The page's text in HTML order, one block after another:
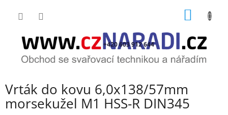
+420 603 912 644
Vrták do kovu 6,0x138/57mm
morsekužel M1 HSS-R DIN345